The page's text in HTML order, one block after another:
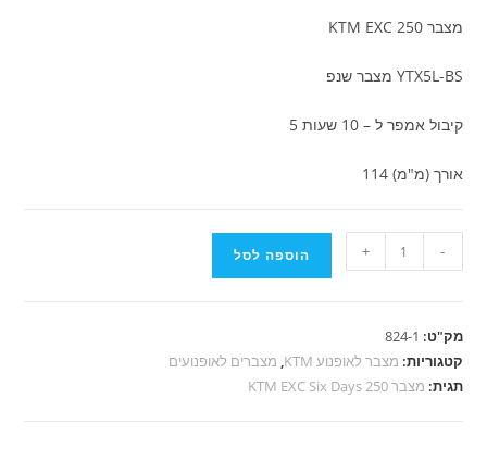
מצבר KTM EXC 250
YTX5L-BS מצבר שנפ
קיבול אמפר ל – 10 שעות 5
אורך (מ"מ) 114
של
EXC
250
-
+ הוספה לסל
מק"ט: 824-1
קטגוריות: מצבר לאופנוע KTM , מצברים לאופנועים
תגית: מצבר KTM EXC Six Days 250